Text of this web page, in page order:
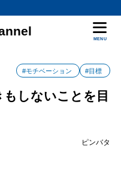
MENU
#モチベーション #目標
もしないことを目
ピンバタ